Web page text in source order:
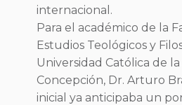
internacional.
Para el académico de la
Estudios Teológicos y
Universidad Católica de
Concepción, Dr. Arturo
inicial ya anticipaba un